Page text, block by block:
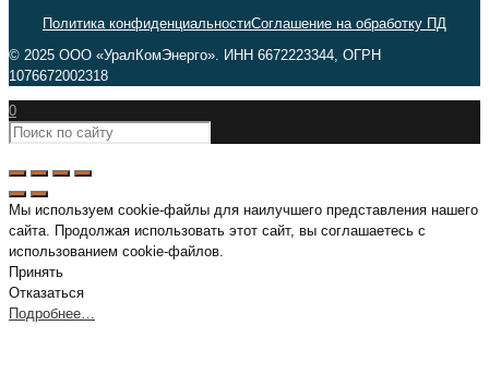
Политика конфиденциальностиСоглашение на обработку ПД
© 2025 ООО «УралКомЭнерго». ИНН 6672223344, ОГРН
1076672002318
0
Мы используем cookie-файлы для наилучшего представления нашего
сайта. Продолжая использовать этот сайт, вы соглашаетесь с
использованием cookie-файлов.
Принять
Отказаться
Подробнее…